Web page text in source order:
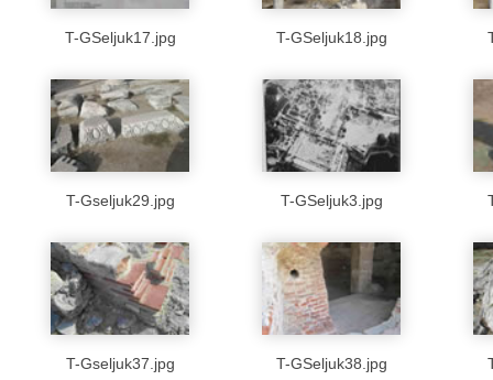
T-GSeljuk17.jpg T-GSeljuk18.jpg
T-Gseljuk29.jpg T-GSeljuk3.jpg
T-Gseljuk37.jpg T-GSeljuk38.jpg